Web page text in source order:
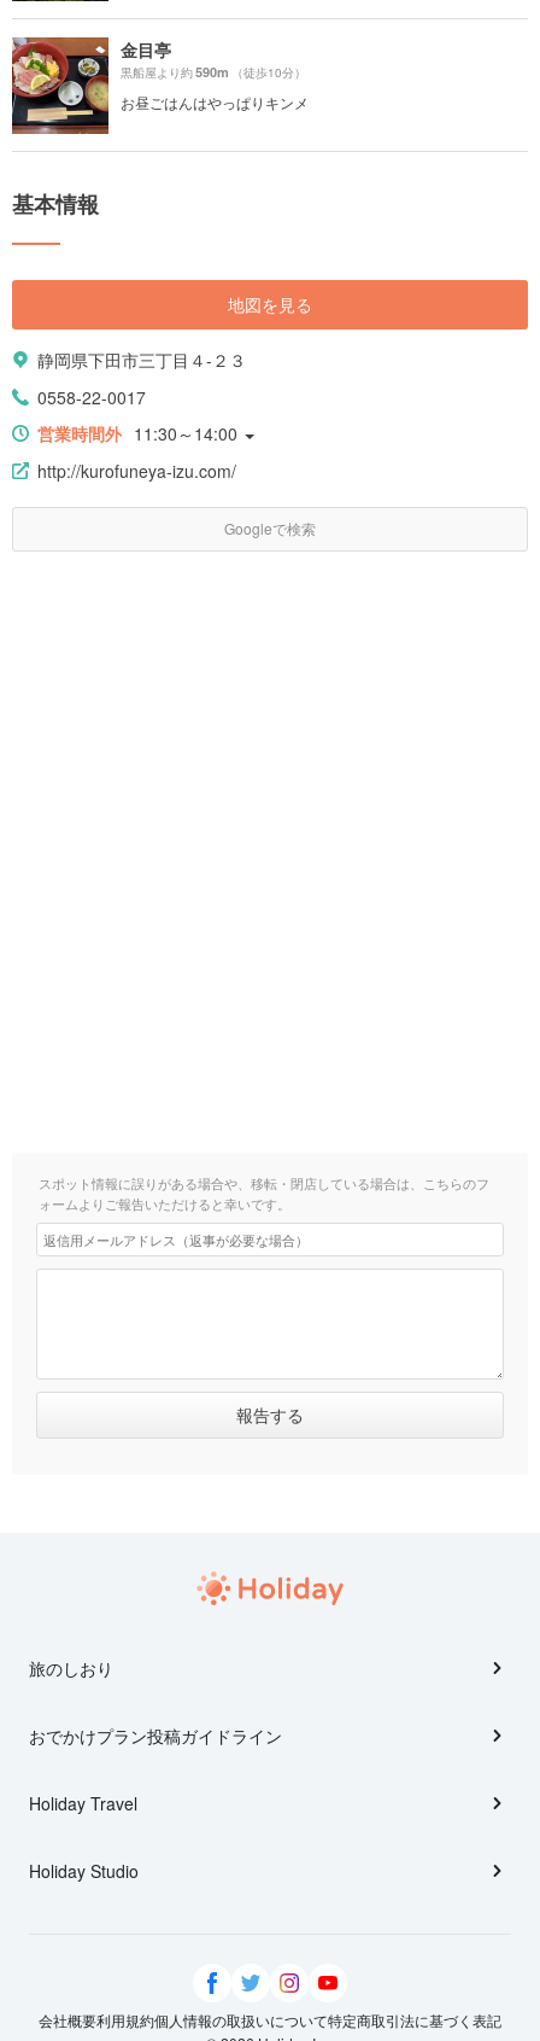
金目亭
黒船屋より約590m （徒歩10分）
お昼ごはんはやっぱりキンメ
基本情報
地図を見る
静岡県下田市三丁目４-２３
0558-22-0017
営業時間外 11:30～14:00
http://kurofuneya-izu.com/
Googleで検索
スポット情報に誤りがある場合や、移転・閉店している場合は、こちらのフ
ォームよりご報告いただけると幸いです。
旅のしおり
おでかけプラン投稿ガイドライン
Holiday Travel
Holiday Studio
会社概要利用規約個人情報の取扱いについて特定商取引法に基づく表記